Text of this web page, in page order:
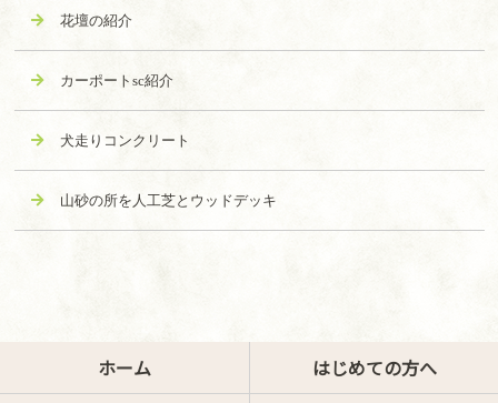
花壇の紹介
カーポートsc紹介
犬走りコンクリート
山砂の所を人工芝とウッドデッキ
ホーム
はじめての方へ